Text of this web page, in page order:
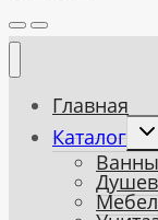
Главная
Каталог
Ванны